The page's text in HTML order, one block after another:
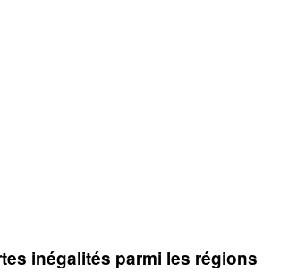
inégalités parmi les régions